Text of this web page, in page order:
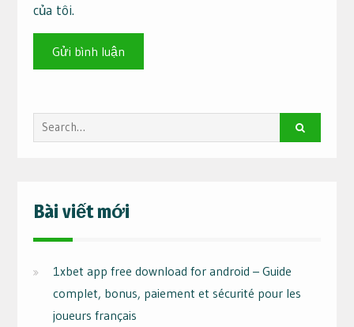
của tôi.
Search
for:
Bài viết mới
1xbet app free download for android – Guide
complet, bonus, paiement et sécurité pour les
joueurs français